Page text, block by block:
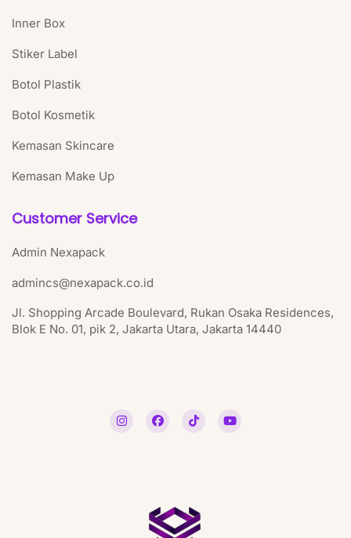
Inner Box
Stiker Label
Botol Plastik
Botol Kosmetik
Kemasan Skincare
Kemasan Make Up
Customer Service
Admin Nexapack
admincs@nexapack.co.id
Jl. Shopping Arcade Boulevard, Rukan Osaka Residences,
Blok E No. 01, pik 2, Jakarta Utara, Jakarta 14440